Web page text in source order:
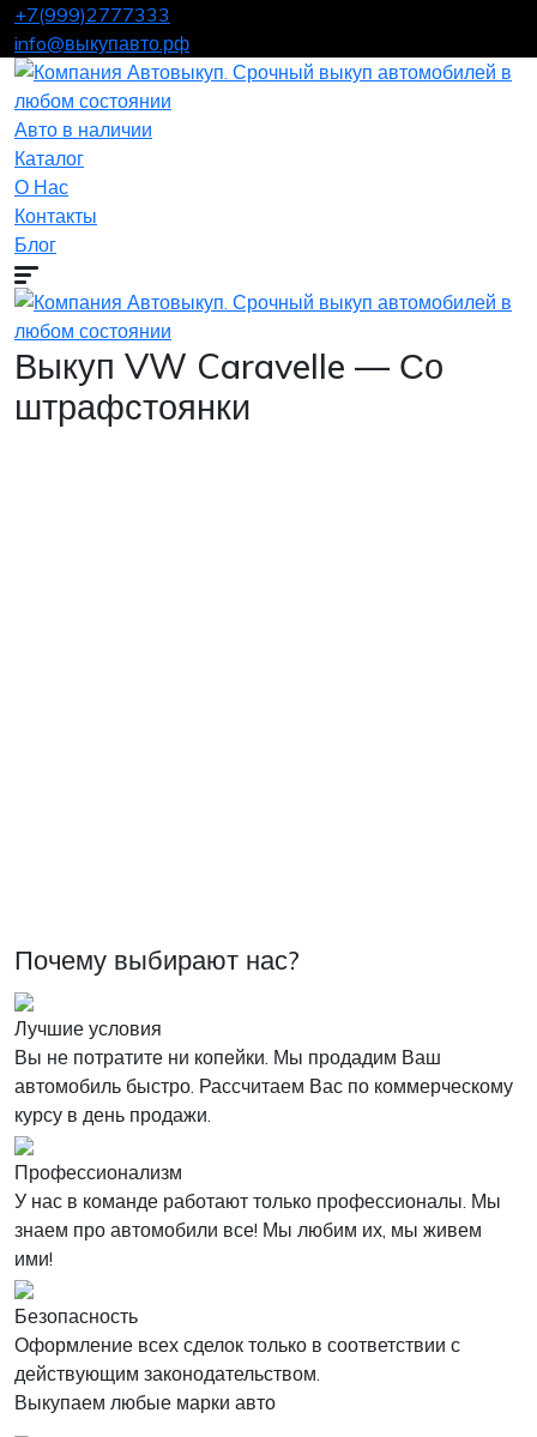
+7(999)2777333
info@выкупавто.рф
Авто в наличии
Каталог
О Нас
Контакты
Блог
Выкуп VW Caravelle — Со
штрафстоянки
Почему выбирают нас?
Лучшие условия
Вы не потратите ни копейки. Мы продадим Ваш
автомобиль быстро. Рассчитаем Вас по коммерческому
курсу в день продажи.
Профессионализм
У нас в команде работают только профессионалы. Мы
знаем про автомобили все! Мы любим их, мы живем
ими!
Безопасность
Оформление всех сделок только в соответствии с
действующим законодательством.
Выкупаем любые марки авто